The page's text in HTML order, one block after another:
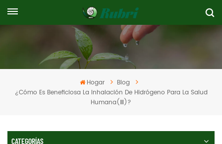
Hogar
Blog
¿Cómo Es Beneficiosa La Inhalación De Hidrógeno Para La Salud
Humana(Ⅲ)?
CATEGORÍAS